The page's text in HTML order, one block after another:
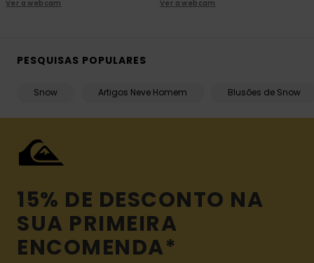
Ver a webcam Ver a webcam
PESQUISAS POPULARES
Snow Artigos Neve Homem Blusões de Snow
15% DE DESCONTO NA
SUA PRIMEIRA
ENCOMENDA*